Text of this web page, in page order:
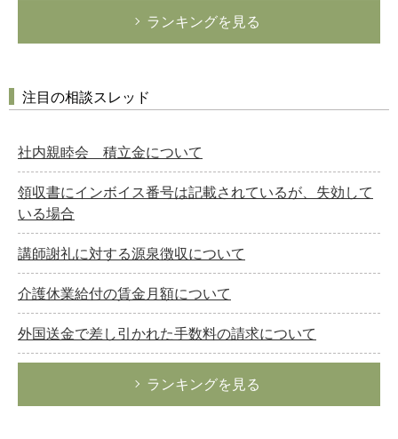
ランキングを見る
注目の相談スレッド
社内親睦会 積立金について
領収書にインボイス番号は記載されているが、失効して
いる場合
講師謝礼に対する源泉徴収について
介護休業給付の賃金月額について
外国送金で差し引かれた手数料の請求について
ランキングを見る